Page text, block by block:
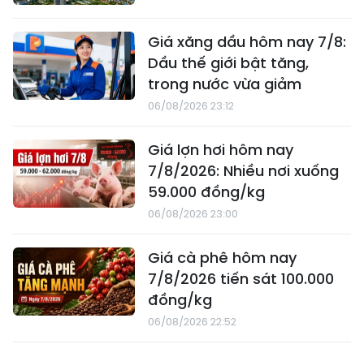
Giá xăng dầu hôm nay 7/8:
Dầu thế giới bật tăng,
trong nước vừa giảm
06/08/2026 23:12
Giá lợn hơi hôm nay
7/8/2026: Nhiều nơi xuống
59.000 đồng/kg
06/08/2026 23:00
Giá cà phê hôm nay
7/8/2026 tiến sát 100.000
đồng/kg
06/08/2026 22:52